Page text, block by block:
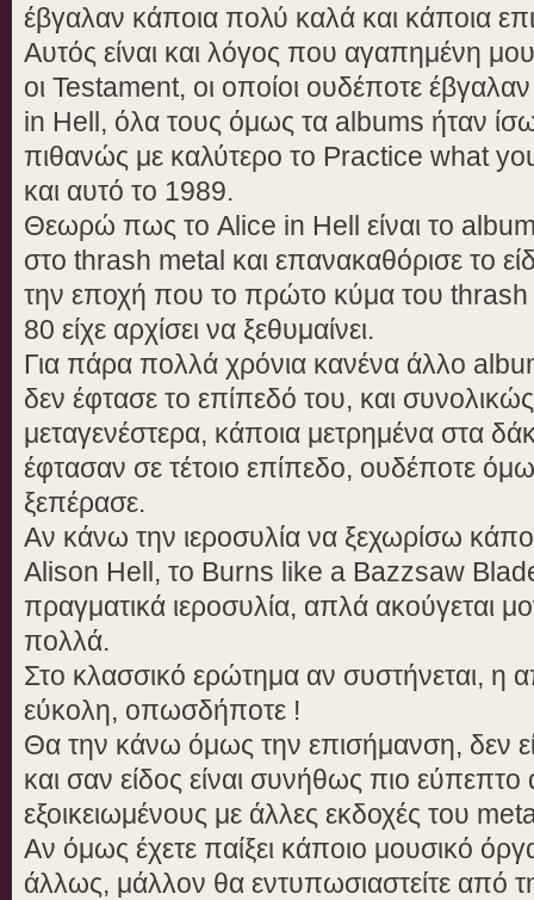
έβγαλαν κάποια πολύ καλά και κάποια
Αυτός είναι και λόγος που αγαπημένη
οι Testament, οι οποίοι ουδέποτε
in Hell, όλα τους όμως τα albums ήταν
πιθανώς με καλύτερο το Practice what
και αυτό το 1989.
Θεωρώ πως το Alice in Hell είναι το
στο thrash metal και επανακαθόρισε το
την εποχή που το πρώτο κύμα του thrash
80 είχε αρχίσει να ξεθυμαίνει.
Για πάρα πολλά χρόνια κανένα άλλο
δεν έφτασε το επίπεδό του, και
μεταγενέστερα, κάποια μετρημένα στα
έφτασαν σε τέτοιο επίπεδο, ουδέποτε
ξεπέρασε.
Αν κάνω την ιεροσυλία να ξεχωρίσω
Alison Hell, το Burns like a Bazzsaw
πραγματικά ιεροσυλία, απλά ακούγεται
πολλά.
Στο κλασσικό ερώτημα αν συστήνεται, η
εύκολη, οπωσδήποτε !
Θα την κάνω όμως την επισήμανση, δεν
και σαν είδος είναι συνήθως πιο
εξοικειωμένους με άλλες εκδοχές του
Αν όμως έχετε παίξει κάποιο μουσικό
άλλως, μάλλον θα εντυπωσιαστείτε από